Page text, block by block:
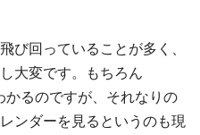
び回っていることが多く、
大変です。もちろん
るのですが、それなりの
ンダーを見るというのも現